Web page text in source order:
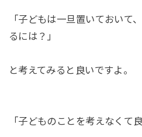
「子どもは一旦置いておいて
るには？」
と考えてみると良いですよ。
「子どものことを考えなくて